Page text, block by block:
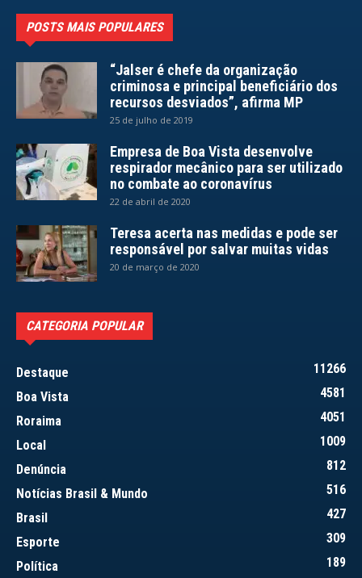
POSTS MAIS POPULARES
“Jalser é chefe da organização
criminosa e principal beneficiário dos
recursos desviados”, afirma MP
25 de julho de 2019
Empresa de Boa Vista desenvolve
respirador mecânico para ser utilizado
no combate ao coronavírus
22 de abril de 2020
Teresa acerta nas medidas e pode ser
responsável por salvar muitas vidas
20 de março de 2020
CATEGORIA POPULAR
Destaque
11266
Boa Vista
4581
Roraima
4051
Local
1009
Denúncia
812
Notícias Brasil & Mundo
516
Brasil
427
Esporte
309
Política
189